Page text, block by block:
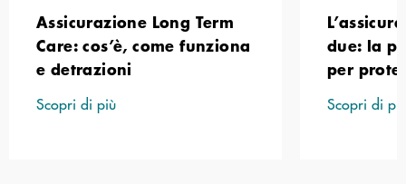
Assicurazione Long Term
Care: cos’è, come funziona
e detrazioni
Scopri di più
due: la
per
Scopri di più